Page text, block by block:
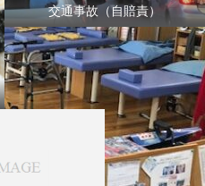
交通事故（自賠責）